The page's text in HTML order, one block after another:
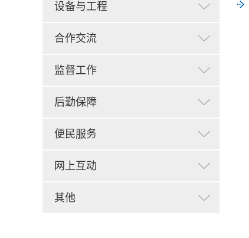
设备与工程
合作交流
监督工作
后勤保障
便民服务
网上互动
其他